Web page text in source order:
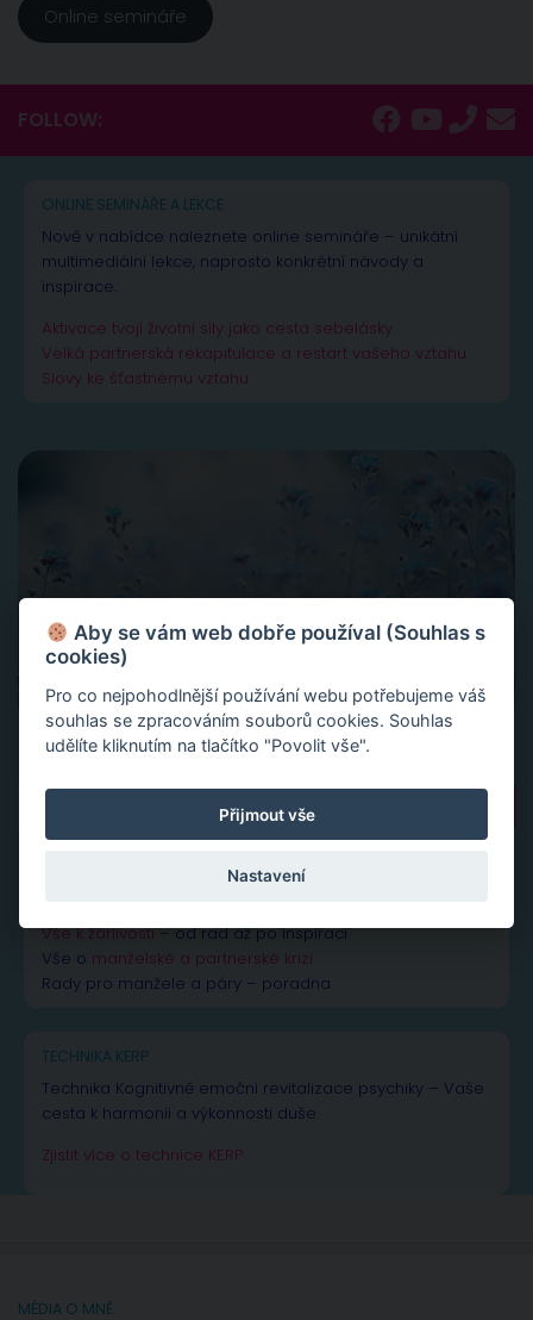
Online semináře
FOLLOW:
ONLINE SEMINÁŘE A LEKCE
Nově v nabídce naleznete online semináře – unikátní
multimediální lekce, naprosto konkrétní návody a
inspirace.
Aktivace tvojí životní síly jako cesta sebelásky
Velká partnerská rekapitulace a restart vašeho vztahu
Slovy ke šťastnému vztahu
Vyhledávání
Vše k žárlivosti– od rad až po inspiraci
Vše o manželské a partnerské krizi
Rady pro manžele a páry – poradna
TECHNIKA KERP
Technika Kognitivně emoční revitalizace psychiky – Vaše
cesta k harmonii a výkonnosti duše.
Zjistit více o technice KERP
MÉDIA O MNĚ
Aby se vám web dobře používal (Souhlas s
cookies)
Pro co nejpohodlnější používání webu potřebujeme váš
souhlas se zpracováním souborů cookies. Souhlas
udělíte kliknutím na tlačítko "Povolit vše".
Přijmout vše
Nastavení